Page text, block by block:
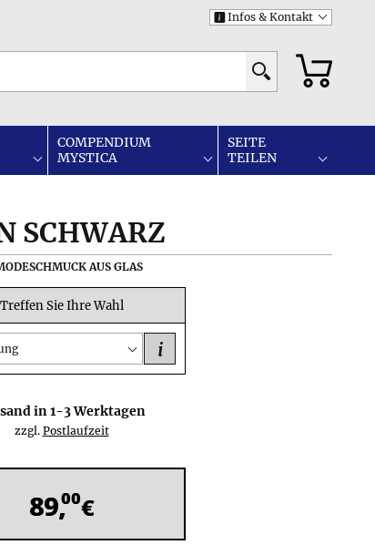
i Infos & Kontakt
COMPENDIUM
MYSTICA
SEITE
TEILEN
SCHWARZ
AUS GLAS
Treffen Sie Ihre Wahl
i
in1-3Werktagen
zzgl. Postlaufzeit
89,00€